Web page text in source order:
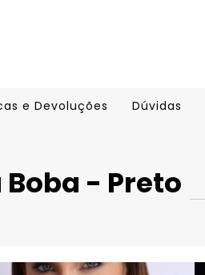
e Devoluções Dúvidas
Boba - Preto